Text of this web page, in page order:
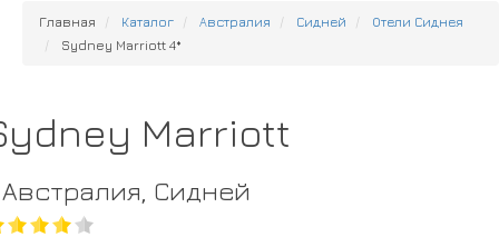
Главная Каталог Австралия Сидней
Отели Сиднея
Sydney Marriott 4*
Marriott
Австралия, Сидней